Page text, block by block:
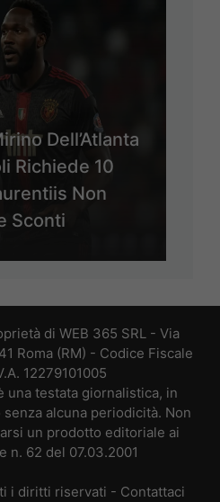
Dell’Atlanta
Richiede 10
Non
Sconti
di WEB 365 SRL - Via
Roma (RM) - Codice Fiscale
12279101005
una testata giornalistica, in
alcuna periodicità. Non
un prodotto editoriale ai
n. 62 del 07.03.2001
i diritti riservati - Contattaci